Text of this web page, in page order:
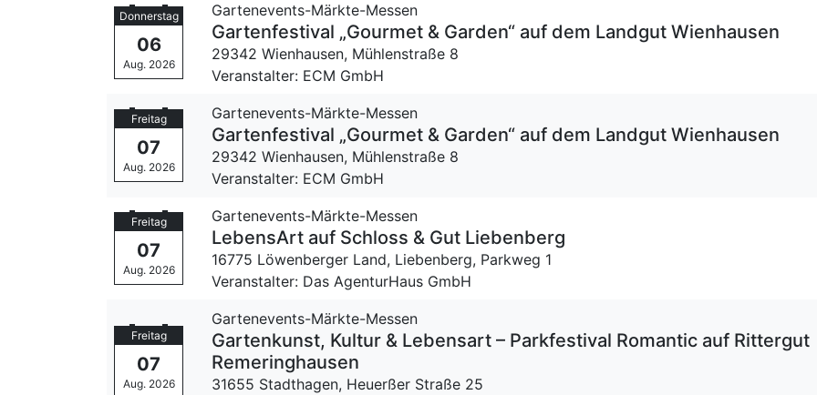
Donnerstag
06
Aug. 2026
Gartenevents-Märkte-Messen
Gartenfestival „Gourmet & Garden“ auf dem Landgut Wienhausen
29342 Wienhausen, Mühlenstraße 8
Veranstalter: ECM GmbH
Freitag
07
Aug. 2026
Gartenevents-Märkte-Messen
Gartenfestival „Gourmet & Garden“ auf dem Landgut Wienhausen
29342 Wienhausen, Mühlenstraße 8
Veranstalter: ECM GmbH
Freitag
07
Aug. 2026
Gartenevents-Märkte-Messen
LebensArt auf Schloss & Gut Liebenberg
16775 Löwenberger Land, Liebenberg, Parkweg 1
Veranstalter: Das AgenturHaus GmbH
Freitag
07
Aug. 2026
Gartenevents-Märkte-Messen
Gartenkunst, Kultur & Lebensart – Parkfestival Romantic auf Rittergut
Remeringhausen
31655 Stadthagen, Heuerßer Straße 25